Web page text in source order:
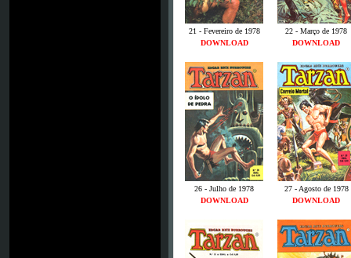
21 - Fevereiro de 1978
22 - Março de 1978
DOWNLOAD
DOWNLOAD
26 - Julho de 1978
27 - Agosto de 1978
DOWNLOAD
DOWNLOAD